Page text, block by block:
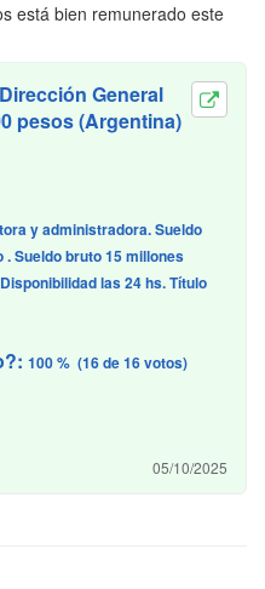
está bien remunerado este
General
pesos (Argentina)
y administradora. Sueldo
Sueldo bruto 15 millones
las 24 hs. Título
100 % (16 de 16 votos)
05/10/2025